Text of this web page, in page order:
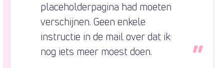
placeholderpagina had moeten
verschijnen. Geen enkele
instructie in de mail over dat ik
nog iets meer moest doen.